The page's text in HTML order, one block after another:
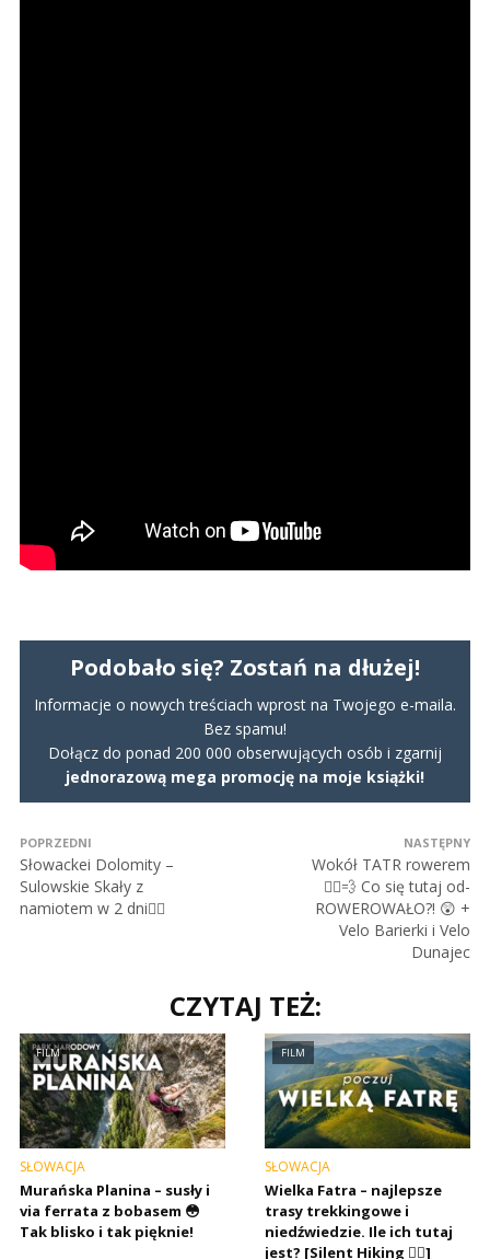
Podobało się? Zostań na dłużej!
Informacje o nowych treściach wprost na Twojego e-maila.
Bez spamu!
Dołącz do ponad 200 000 obserwujących osób i zgarnij
jednorazową mega promocję na moje książki!
POPRZEDNI
Słowackei Dolomity –
Sulowskie Skały z
namiotem w 2 dni🚶‍♂️
NASTĘPNY
Wokół TATR rowerem
🚴‍♂️💨 Co się tutaj od-
ROWEROWAŁO?! 😲 +
Velo Barierki i Velo
Dunajec
CZYTAJ TEŻ:
FILM
SŁOWACJA
Murańska Planina – susły i
via ferrata z bobasem 😳
Tak blisko i tak pięknie!
FILM
SŁOWACJA
Wielka Fatra – najlepsze
trasy trekkingowe i
niedźwiedzie. Ile ich tutaj
jest? [Silent Hiking 🚶‍♂️]